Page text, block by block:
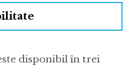
disponibil în trei